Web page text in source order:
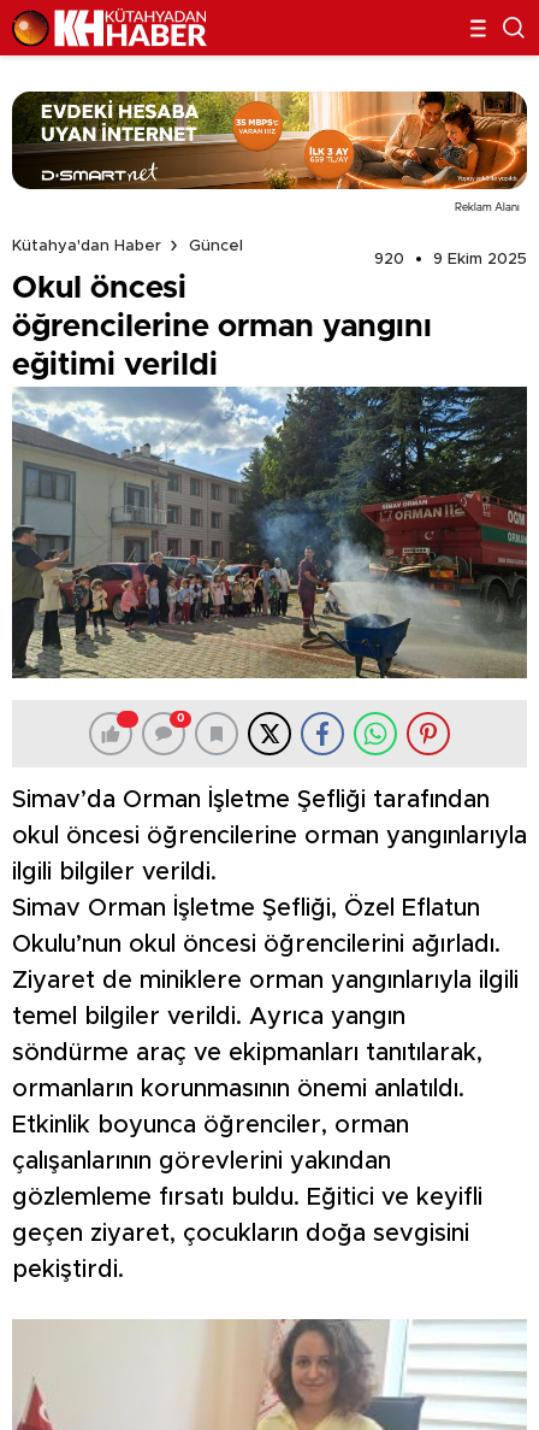
Reklam Alanı
Kütahya'dan Haber
Güncel
920
9 Ekim 2025
Okul öncesi
öğrencilerine orman yangını
eğitimi verildi
0
Simav’da Orman İşletme Şefliği tarafından
okul öncesi öğrencilerine orman yangınlarıyla
ilgili bilgiler verildi.
Simav Orman İşletme Şefliği, Özel Eflatun
Okulu’nun okul öncesi öğrencilerini ağırladı.
Ziyaret de miniklere orman yangınlarıyla ilgili
temel bilgiler verildi. Ayrıca yangın
söndürme araç ve ekipmanları tanıtılarak,
ormanların korunmasının önemi anlatıldı.
Etkinlik boyunca öğrenciler, orman
çalışanlarının görevlerini yakından
gözlemleme fırsatı buldu. Eğitici ve keyifli
geçen ziyaret, çocukların doğa sevgisini
pekiştirdi.